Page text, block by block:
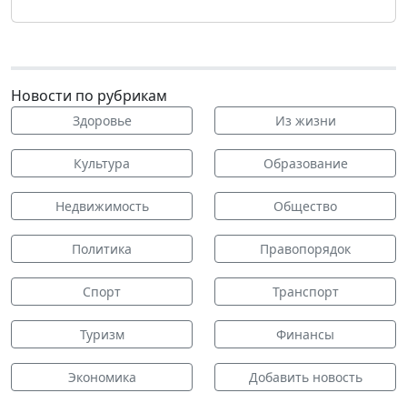
Новости по рубрикам
Здоровье Из жизни
Культура Образование
Недвижимость Общество
Политика Правопорядок
Спорт Транспорт
Туризм Финансы
Экономика Добавить новость